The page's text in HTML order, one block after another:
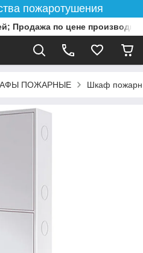
пожаротушения
Продажа по цене
ПОЖАРНЫЕ Шкаф